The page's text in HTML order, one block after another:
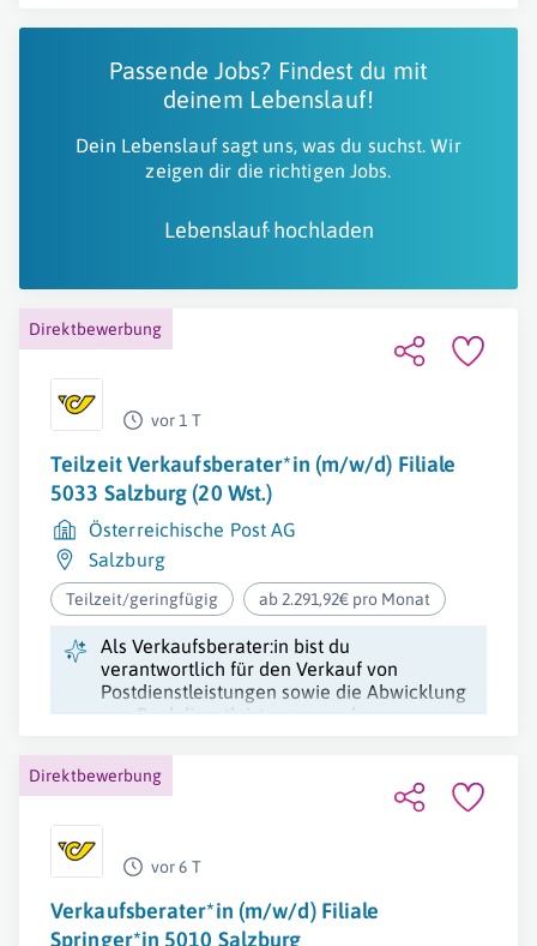
Passende Jobs? Findest du mit
deinem Lebenslauf!
Dein Lebenslauf sagt uns, was du suchst. Wir
zeigen dir die richtigen Jobs.
Lebenslauf hochladen
Direktbewerbung
vor 1 T
Teilzeit Verkaufsberater*in (m/w/d) Filiale
5033 Salzburg (20 Wst.)
Österreichische Post AG
Salzburg
Teilzeit/geringfügig ab 2.291,92€ pro Monat
Als Verkaufsberater:in bist du
verantwortlich für den Verkauf von
Postdienstleistungen sowie die Abwicklung
von Bankdienstleistungen und
Direktbewerbung
vor 6 T
Verkaufsberater*in (m/w/d) Filiale
Springer*in 5010 Salzburg